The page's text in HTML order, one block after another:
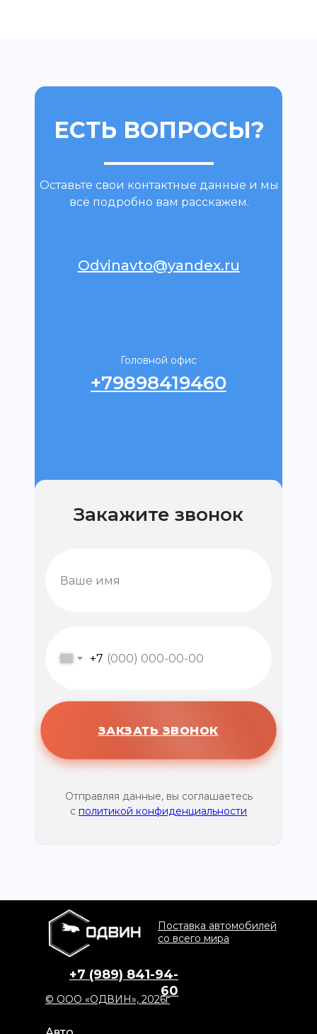
ЕСТЬ ВОПРОСЫ?
Odvinavto@yandex.ru
Оставьте свои контактные данные и мы
всё подробно вам расскажем.
+79898419460
Головной офис
+7
Отправляя данные, вы соглашаетесь
с политикой конфиденциальности
ЗАКЗАТЬ ЗВОНОК
Закажите звонок
+7 (989) 841-94-
60
Поставка автомобилей
со всего мира
© ООО «ОДВИН», 2026г